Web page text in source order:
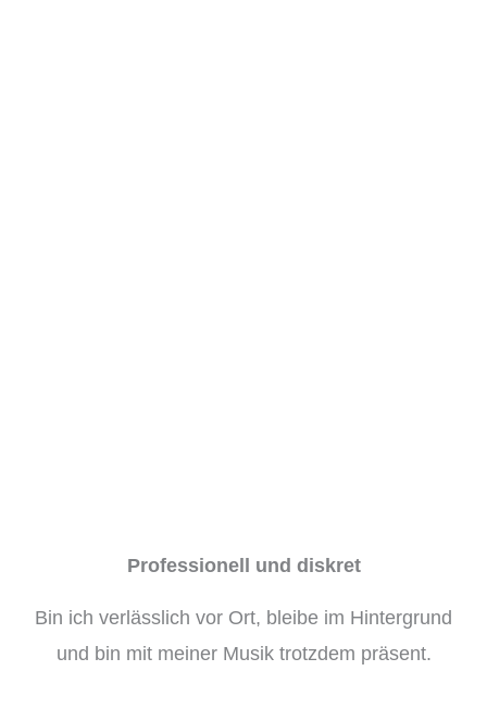
Professionell und diskret
Bin ich verlässlich vor Ort, bleibe im Hintergrund
und bin mit meiner Musik trotzdem präsent.